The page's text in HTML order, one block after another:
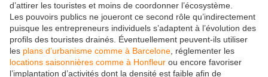
d’attirer les touristes et moins de coordonner l’écosystème.
Les pouvoirs publics ne joueront ce second rôle qu’indirectement
puisque les entrepreneurs individuels s’adaptent à l’évolution des
profils des touristes drainés. Éventuellement peuvent-ils utiliser
les plans d’urbanisme comme à Barcelone, réglementer les
locations saisonnières comme à Honfleur ou encore favoriser
l’implantation d’activités dont la densité est faible afin de